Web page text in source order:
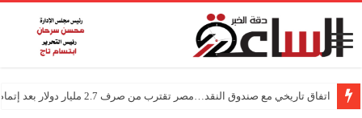
اتفاق تاريخي مع صندوق النقد…مصر تقترب من صرف 2.7 مليار دولار بعد إتمام المراجعتين